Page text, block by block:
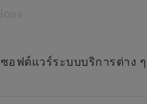
ซอฟต์แวร์ระบบบริการต่าง ๆ